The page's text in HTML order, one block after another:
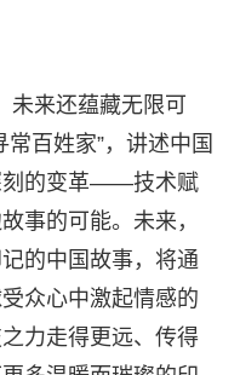
未来还蕴藏无限可
百姓家”，讲述中国
刻的变革——技术赋
事的可能。未来，
的中国故事，将通
众心中激起情感的
力走得更远、传得